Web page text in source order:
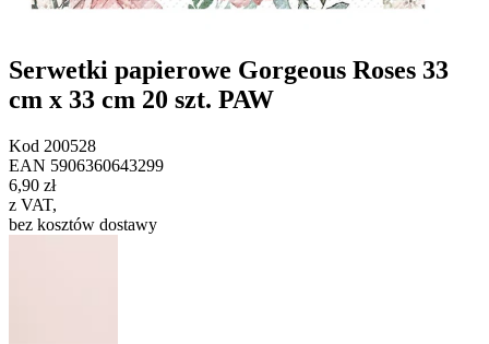
Serwetki papierowe Gorgeous Roses 33
cm x 33 cm 20 szt. PAW
Kod 200528
EAN 5906360643299
6,90 zł
z VAT,
bez kosztów dostawy